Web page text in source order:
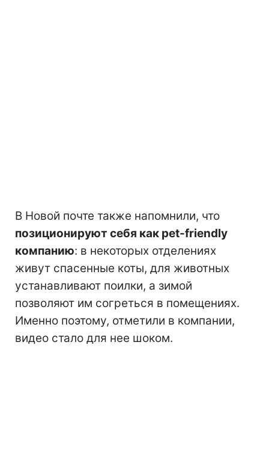
В Новой почте также напомнили, что
позиционируют себя как pet-friendly
компанию: в некоторых отделениях
живут спасенные коты, для животных
устанавливают поилки, а зимой
позволяют им согреться в помещениях.
Именно поэтому, отметили в компании,
видео стало для нее шоком.